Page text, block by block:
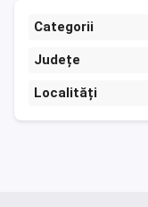
Categorii
Județe
Localități